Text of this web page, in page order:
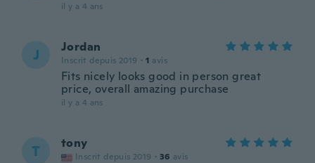
il y a 4 ans
J Jordan
Inscrit depuis 2019 · 1 avis
Fits nicely looks good in person great
price, overall amazing purchase
il y a 4 ans
T tony
Inscrit depuis 2019 · 36 avis